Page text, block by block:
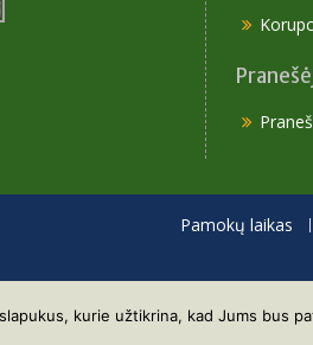
Pamokų laikas
kurie užtikrina, kad Jums bus